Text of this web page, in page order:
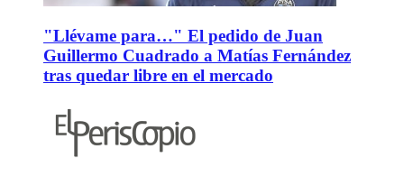
"Llévame para…" El pedido de Juan
Guillermo Cuadrado a Matías Fernández
tras quedar libre en el mercado